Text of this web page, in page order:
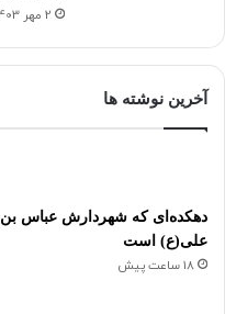
2 مهر 1403
آخرین نوشته ها
دهکده‌ای که شهردارش عباس بن
علی(ع) است
18 ساعت پیش